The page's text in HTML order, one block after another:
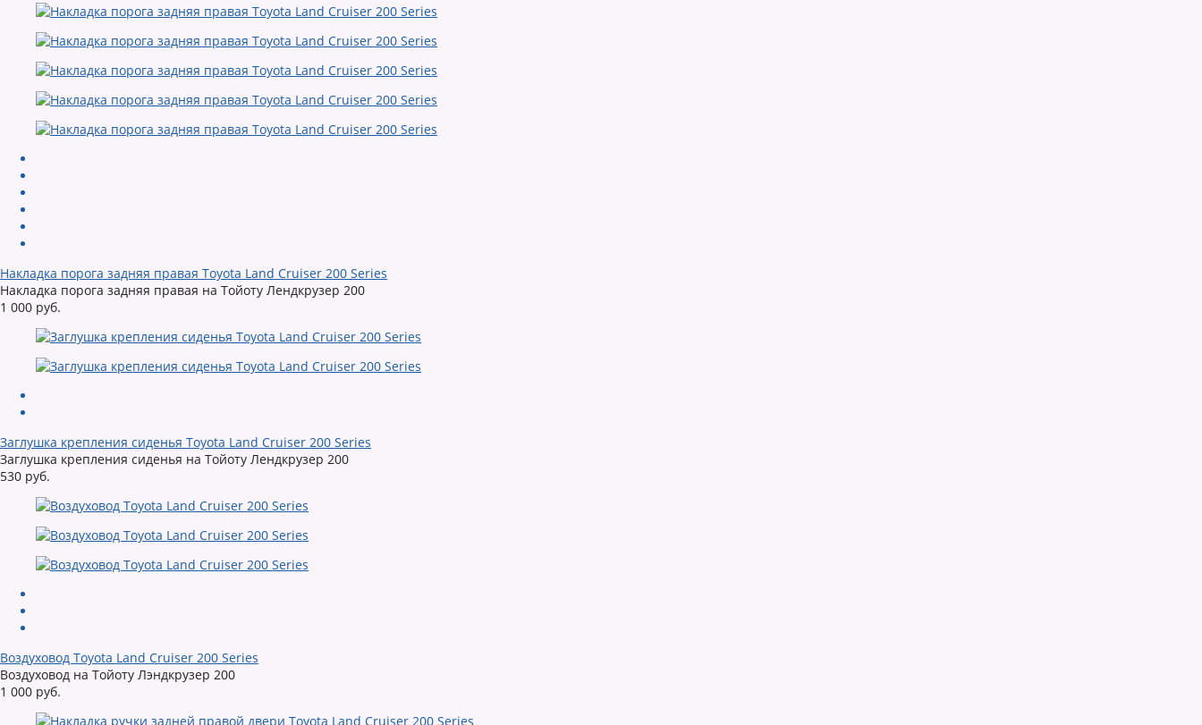
Накладка порога задняя правая Toyota Land Cruiser 200 Series
Накладка порога задняя правая на Тойоту Лендкрузер 200
1 000 руб.
Заглушка крепления сиденья Toyota Land Cruiser 200 Series
Заглушка крепления сиденья на Тойоту Лендкрузер 200
530 руб.
Воздуховод Toyota Land Cruiser 200 Series
Воздуховод на Тойоту Лэндкрузер 200
1 000 руб.